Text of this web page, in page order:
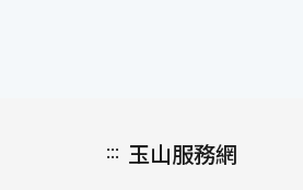
份有限公司
司 玉山證券
::: 玉山服務網